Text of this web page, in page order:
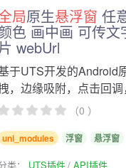
局原生悬浮窗 任
色 画中画 可传文
webUrl
于UTS开发的Android
，边缘吸附，点击回
（0 ）
uni_modules 浮窗 悬浮窗
类： UTS插件 API插件